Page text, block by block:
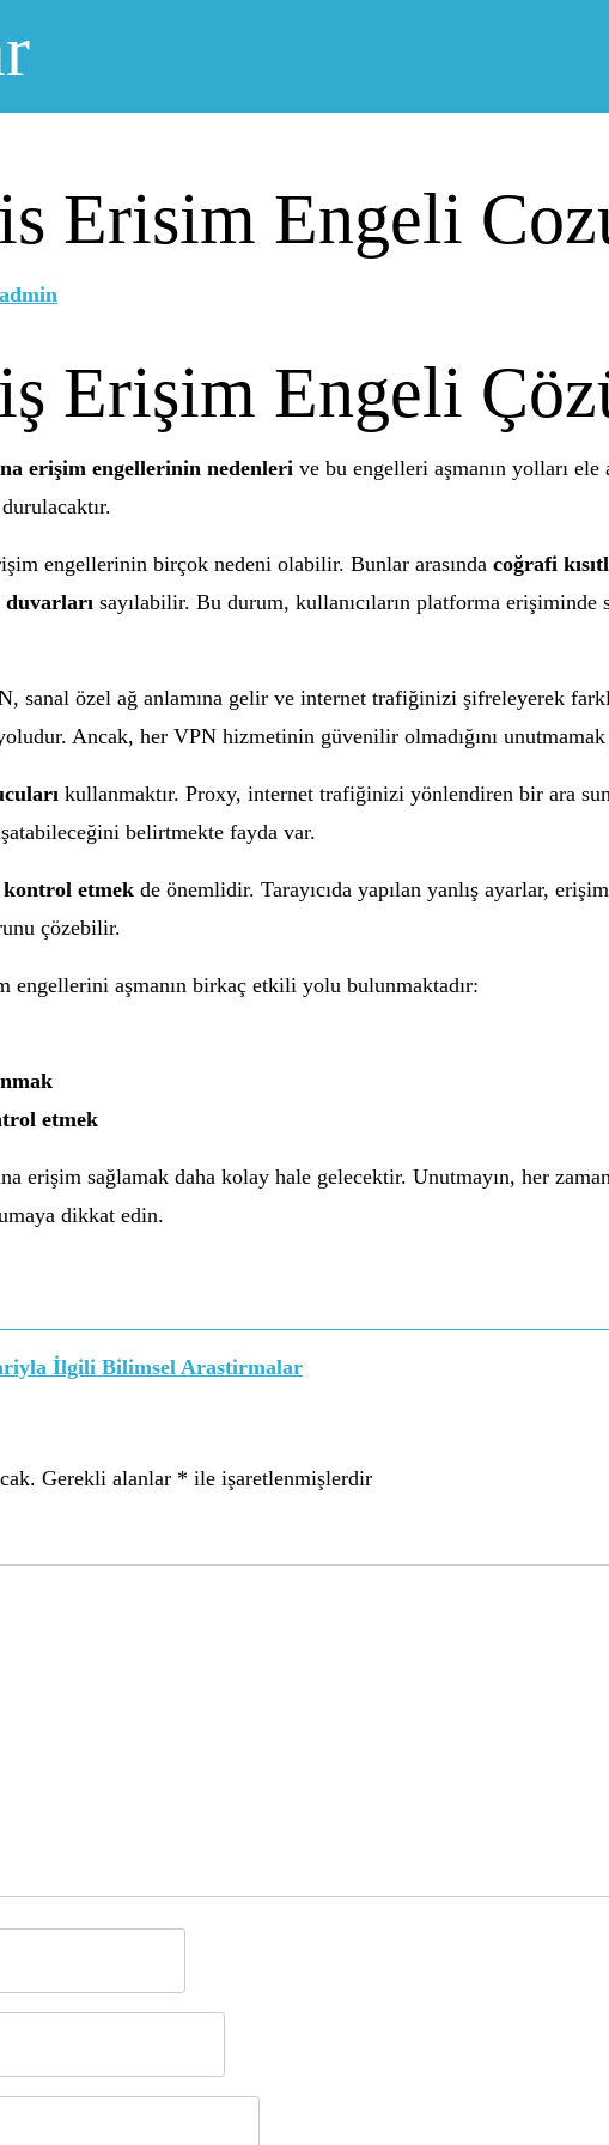
Erisim Engeli
admin
Erişim Engeli
erişim engellerinin nedenleri ve bu engelleri aşmanın yolları ele
engellerinin birçok nedeni olabilir. Bunlar arasında coğrafi
sayılabilir. Bu durum, kullanıcıların platforma erişiminde
sanal özel ağ anlamına gelir ve internet trafiğinizi şifreleyerek
Ancak, her VPN hizmetinin güvenilir olmadığını
kullanmaktır. Proxy, internet trafiğinizi yönlendiren bir ara
belirtmekte fayda var.
kontrol etmek de önemlidir. Tarayıcıda yapılan yanlış ayarlar,
çözebilir.
engellerini aşmanın birkaç etkili yolu bulunmaktadır:
etmek
erişim sağlamak daha kolay hale gelecektir. Unutmayın, her
dikkat edin.
İlgili Bilimsel Arastirmalar
Gerekli alanlar * ile işaretlenmişlerdir